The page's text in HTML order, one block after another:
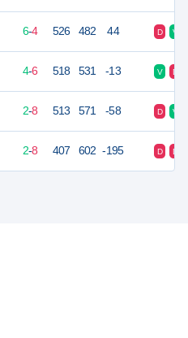
6-4 526 482 44 D V
4-6 518 531 -13 V D
2-8 513 571 -58 D V
2-8 407 602 -195 D D